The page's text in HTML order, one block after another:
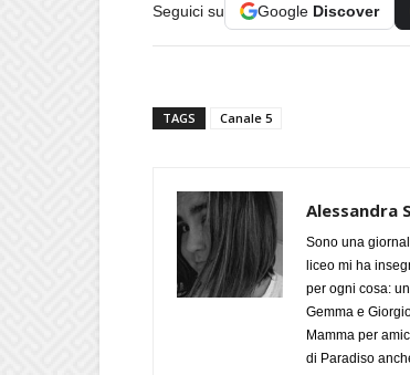
Seguici su Google Discover
TAGS Canale 5
Alessandra
Sono una
liceo mi ha
per ogni cosa:
Gemma e
Mamma per
di Paradiso